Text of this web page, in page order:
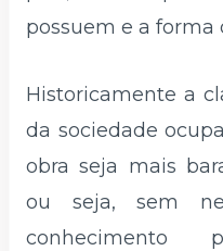
possuem e a forma
Historicamente a
da sociedade
obra seja mais
ou seja, sem
conhecimento